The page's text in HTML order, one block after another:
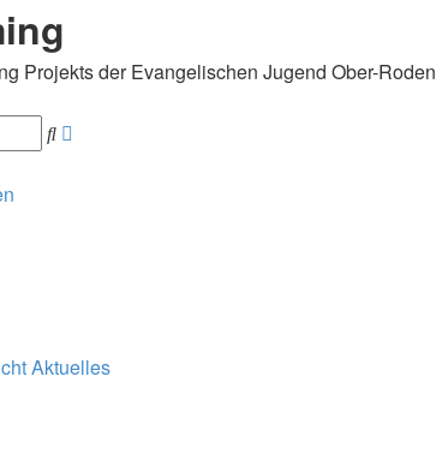
Projekts der Evangelischen Jugend Ober-Roden
Suche
Aktuelles